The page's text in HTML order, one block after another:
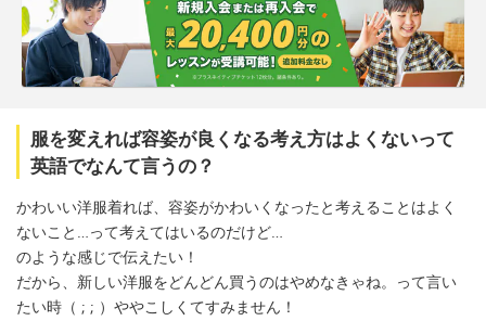
服を変えれば容姿が良くなる考え方はよくないって
英語でなんて言うの？
かわいい洋服着れば、容姿がかわいくなったと考えることはよく
ないこと…って考えてはいるのだけど…
のような感じで伝えたい！
だから、新しい洋服をどんどん買うのはやめなきゃね。って言い
たい時（ ; ; ）ややこしくてすみません！